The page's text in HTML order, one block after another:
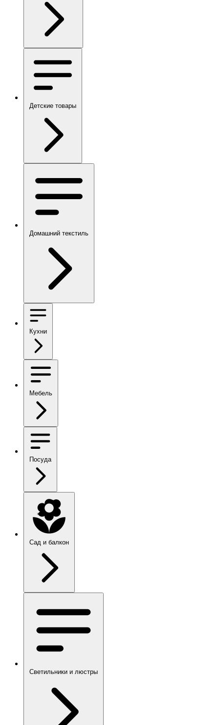
Детские товары
Домашний текстиль
Кухни
Мебель
Посуда
Сад и балкон
Светильники и люстры